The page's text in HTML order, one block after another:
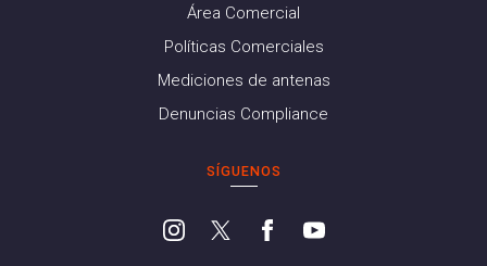
Área Comercial
Políticas Comerciales
Mediciones de antenas
Denuncias Compliance
SÍGUENOS